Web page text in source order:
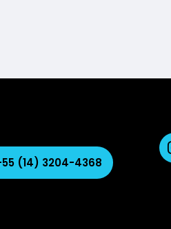
(14) 3204-4368